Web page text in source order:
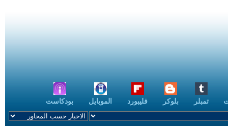
تمبلر بلوكر فليبورد الموبايل بودكاست